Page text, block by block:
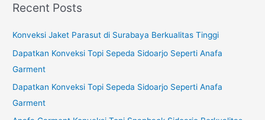
r
r
:
Recent Posts
Konveksi Jaket Parasut di Surabaya Berkualitas Tinggi
Dapatkan Konveksi Topi Sepeda Sidoarjo Seperti Anafa
Garment
Dapatkan Konveksi Topi Sepeda Sidoarjo Seperti Anafa
Garment